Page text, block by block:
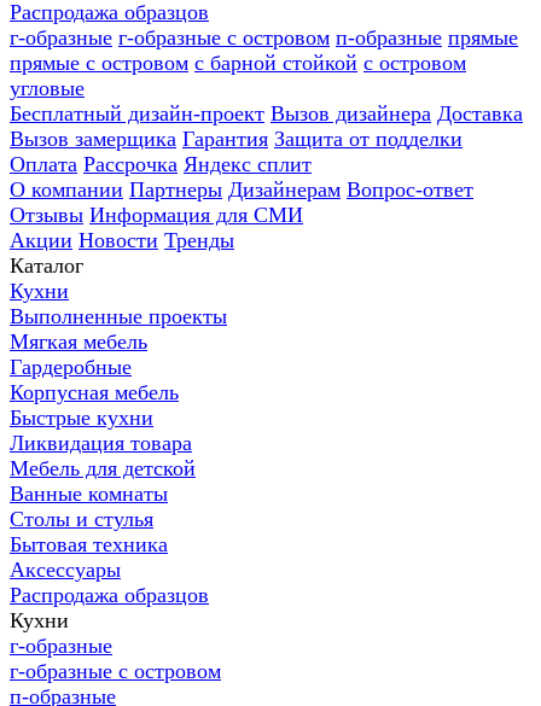
Распродажа образцов
г-образные г-образные с островом п-образные прямые
прямые с островом с барной стойкой с островом
угловые
Бесплатный дизайн-проект Вызов дизайнера Доставка
Вызов замерщика Гарантия Защита от подделки
Оплата Рассрочка Яндекс сплит
О компании Партнеры Дизайнерам Вопрос-ответ
Отзывы Информация для СМИ
Акции Новости Тренды
Каталог
Кухни
Выполненные проекты
Мягкая мебель
Гардеробные
Корпусная мебель
Быстрые кухни
Ликвидация товара
Мебель для детской
Ванные комнаты
Столы и стулья
Бытовая техника
Аксессуары
Распродажа образцов
Кухни
г-образные
г-образные с островом
п-образные